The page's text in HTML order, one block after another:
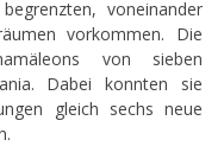
voneinander
vorkommen. Die
von sieben
Dabei konnten sie
gleich sechs neue